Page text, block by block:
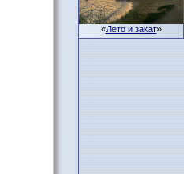
«Лето и закат»